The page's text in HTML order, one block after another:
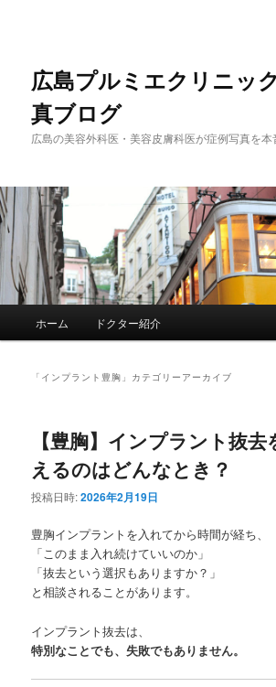
移
動
動
広島プルミエクリニッ
真ブログ
広島の美容外科医・美容皮膚科医が症例写真を本
ホーム ドクター紹介
「 インプラント豊胸 」カテゴリーアーカイブ
【豊胸】インプラント抜去
えるのはどんなとき？
投稿日時:2026年2月19日
豊胸インプラントを入れてから時間が経ち、
「このまま入れ続けていいのか」
「抜去という選択もありますか？」
と相談されることがあります。
インプラント抜去は、
特別なことでも、失敗でもありません。